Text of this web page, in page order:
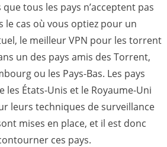
que tous les pays n’acceptent pas
le cas où vous optiez pour un
le meilleur VPN pour les torrent
un des pays amis des Torrent,
ou les Pays-Bas. Les pays
les États-Unis et le Royaume-Uni
leurs techniques de surveillance
mises en place, et il est donc
ces pays.